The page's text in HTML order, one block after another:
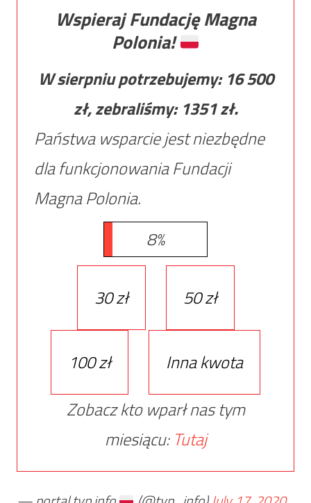
Wspieraj Fundację Magna
Polonia!
W sierpniu potrzebujemy: 16 500
zł, zebraliśmy: 1351zł.
Państwa wsparcie jest niezbędne
dla funkcjonowania Fundacji
Magna Polonia.
8%
30 zł 50 zł
100 zł
Inna kwota
Zobacz kto wparł nas tym
miesiącu: Tutaj